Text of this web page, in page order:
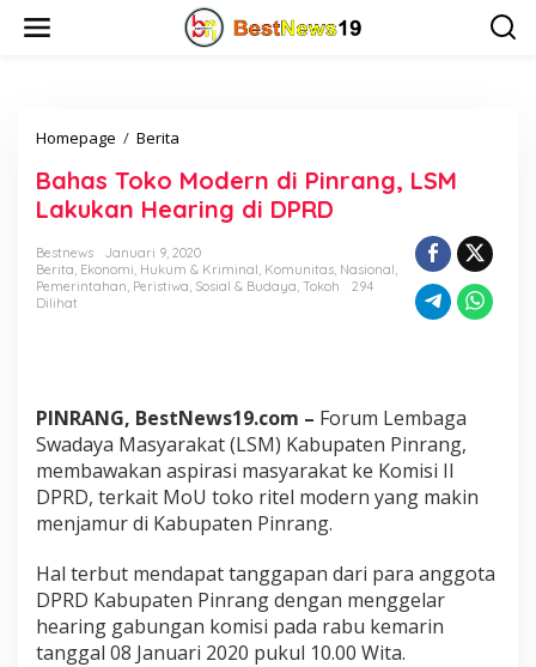
Homepage / Berita
h
a
s
T
o
k
r
n
i
P
i
r
n
g
,
Bahas Toko Modern di Pinrang, LSM
Lakukan Hearing di DPRD
Bestnews
Januari 9, 2020
Berita, Ekonomi, Hukum & Kriminal, Komunitas, Nasional,
Pemerintahan, Peristiwa, Sosial & Budaya, Tokoh
294
Dilihat
PINRANG, BestNews19.com – Forum Lembaga
Swadaya Masyarakat (LSM) Kabupaten Pinrang,
membawakan aspirasi masyarakat ke Komisi II
DPRD, terkait MoU toko ritel modern yang makin
menjamur di Kabupaten Pinrang.
Hal terbut mendapat tanggapan dari para anggota
DPRD Kabupaten Pinrang dengan menggelar
hearing gabungan komisi pada rabu kemarin
tanggal 08 Januari 2020 pukul 10.00 Wita.